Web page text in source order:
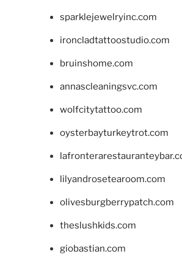
sparklejewelryinc.com
ironcladtattoostudio.com
bruinshome.com
annascleaningsvc.com
wolfcitytattoo.com
oysterbayturkeytrot.com
lilyandrosetearoom.com
olivesburgberrypatch.com
theslushkids.com
giobastian.com